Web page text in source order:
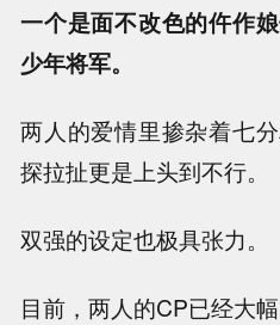
一个是面不改色的仵作
少年将军。
两人的爱情里掺杂着七
探拉扯更是上头到不行。
双强的设定也极具张力。
目前，两人的CP已经大幅